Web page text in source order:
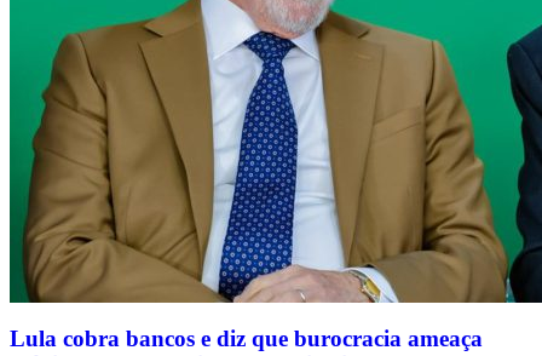
Lula cobra bancos e diz que burocracia ameaça